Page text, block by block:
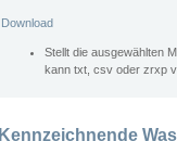
Download
Stellt die ausgewählten
kann txt, csv oder zrxp
Kennzeichnende